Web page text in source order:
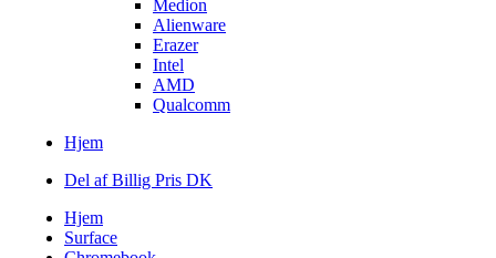
Medion
Alienware
Erazer
Intel
AMD
Qualcomm
Hjem
Del af Billig Pris DK
Hjem
Surface